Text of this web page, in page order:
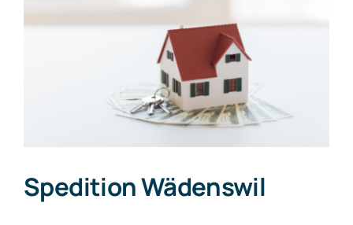
Image
Spedition Wädenswil